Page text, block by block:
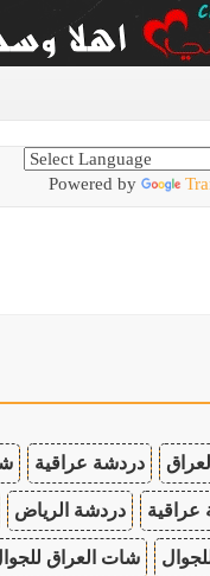
Powered by
دردشة عراقية
عراقية دردشة الرياض
شات العراق